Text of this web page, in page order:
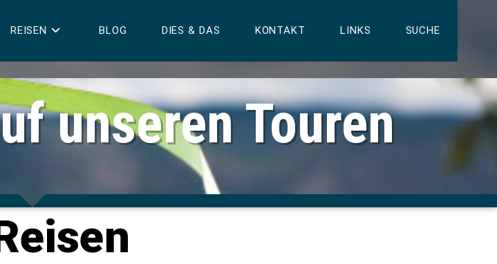
REISEN BLOG DIES & DAS KONTAKT LINKS SUCHE
unseren Touren